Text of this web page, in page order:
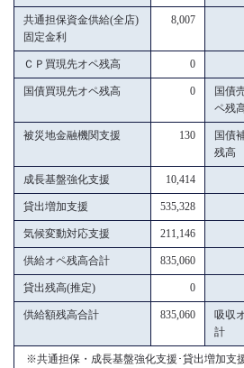
共通担保資金供給(全店)
固定金利
8,007
ＣＰ買現先オペ残高 0
国債買現先オペ残高 0
国債
ペ残
被災地金融機関支援 130
国債
残高
成長基盤強化支援 10,414
貸出増加支援 535,328
気候変動対応支援 211,146
供給オペ残高合計 835,060
貸出残高(推定) 0
供給額残高合計 835,060
吸収
計
※共通担保・成長基盤強化支援･貸出増加支